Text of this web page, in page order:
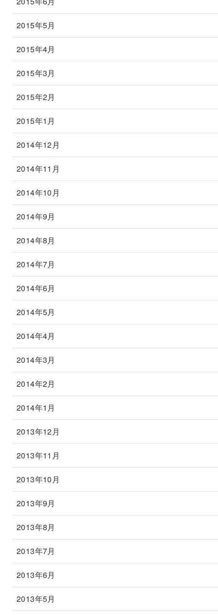
2015年5月
2015年4月
2015年3月
2015年2月
2015年1月
2014年12月
2014年11月
2014年10月
2014年9月
2014年8月
2014年7月
2014年6月
2014年5月
2014年4月
2014年3月
2014年2月
2014年1月
2013年12月
2013年11月
2013年10月
2013年9月
2013年8月
2013年7月
2013年6月
2013年5月